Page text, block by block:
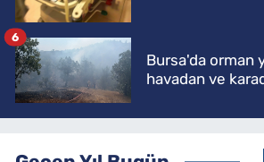
Bursa'da orman
havadan ve
6